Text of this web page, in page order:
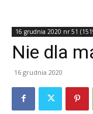
16 grudnia 2020 nr 51
Nie dla
16 grudnia 2020